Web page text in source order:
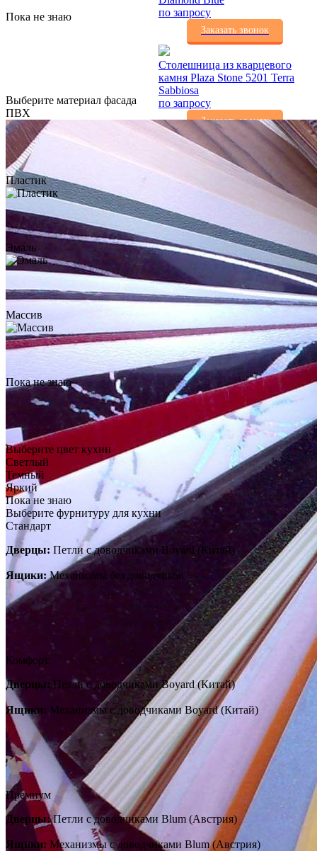
по запросу
Заказать звонок
Столешница из кварцевого
камня Plaza Stone 5201 Terra
Sabbiosa
по запросу
Заказать звонок
Столешница из
искусственного камня
Bienstone Line GB 223
по запросу
Заказать звонок
Столешница из
искусственного камня Hanex
Black Glass T-041
по запросу
Заказать звонок
Пока не знаю
Выберите материал фасада
ПВХ
Пластик
Эмаль
Массив
Пока не знаю
Выберите цвет кухни
Светлый
Темный
Яркий
Пока не знаю
Выберите фурнитуру для кухни
Стандарт
Дверцы: Петли с доводчиками Boyard (Китай)
Ящики:Механизмы без доводчиков
Комфорт
Дверцы: Петли с доводчиками Boyard (Китай)
Ящики: Механизмы с доводчиками Boyard (Китай)
Премиум
Дверцы:Петли с доводчиками Blum (Австрия)
Ящики: Механизмы с доводчиками Blum (Австрия)